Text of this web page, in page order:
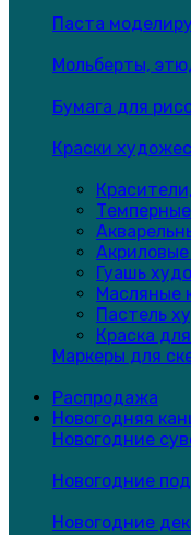
Паста
Мольберты,
Бумага для
Краски
Акриловые
Гуашь
Масляные
Пастель
Краска
Маркеры для
Распродажа
Новогодняя
Новогодние
Новогодние
Новогодние